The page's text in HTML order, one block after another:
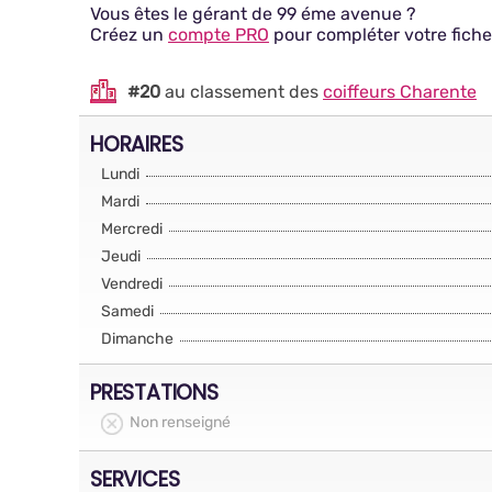
Vous êtes le gérant de 99 éme avenue ?
Créez un compte PRO pour compléter votre
#20 au classement des coiffeurs Charente
HORAIRES
Lundi
Mardi
Mercredi
Jeudi
Vendredi
Samedi
Dimanche
PRESTATIONS
Non renseigné
SERVICES